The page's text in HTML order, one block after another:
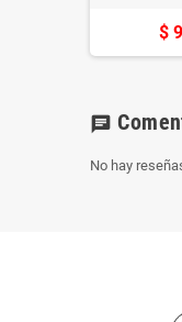
$
chat
No hay